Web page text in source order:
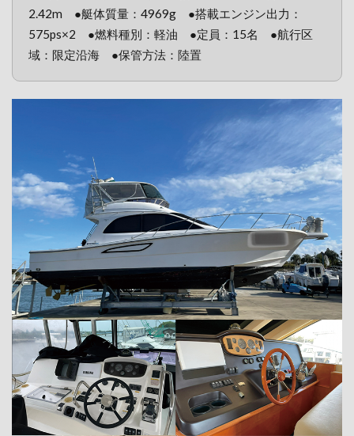
2.42m ●艇体質量：4969g ●搭載エンジン出力：
575ps×2 ●燃料種別：軽油 ●定員：15名 ●航行区
域：限定沿海 ●保管方法：陸置